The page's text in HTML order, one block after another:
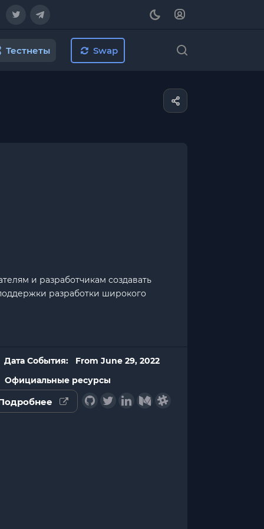
Тестнеты Swap
и разработчикам создавать
разработки широкого
Дата События: From June 29, 2022
Официальные ресурсы